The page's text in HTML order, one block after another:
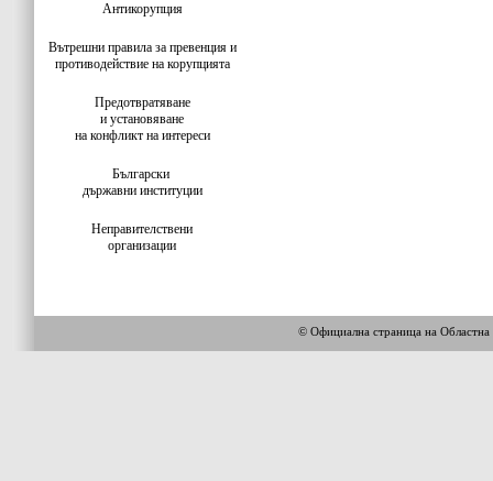
Антикорупция
Вътрешни правила за превенция и
противодействие на корупцията
Предотвратяване
и установяване
на конфликт на интереси
Български
държавни институции
Неправителствени
организации
© Официална страница на